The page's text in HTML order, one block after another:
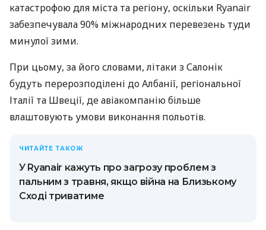
катастрофою для міста та регіону, оскільки Ryanair
забезпечувала 90% міжнародних перевезень туди
минулої зими.
При цьому, за його словами, літаки з Салонік
будуть перерозподілені до Албанії, регіональної
Італії та Швеції, де авіакомпанію більше
влаштовують умови виконання польотів.
ЧИТАЙТЕ ТАКОЖ
У Ryanair кажуть про загрозу проблем з
пальним з травня, якщо війна на Близькому
Сході триватиме